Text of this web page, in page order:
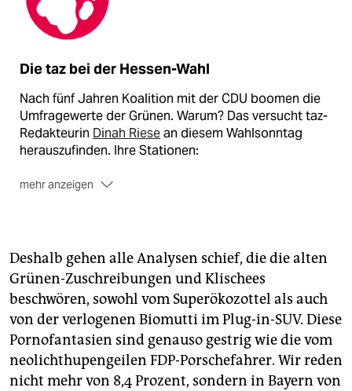
Die taz bei der Hessen-Wahl
Nach fünf Jahren Koalition mit der CDU boomen die
Umfragewerte der Grünen. Warum? Das versucht taz-
Redakteurin Dinah Riesean diesem Wahlsonntag
herauszufinden. Ihre Stationen:
mehr anzeigen
Video Teil 1
Teil 2
12.40 Uhr, Frankfurt-Nordend.Bezahlbarer
Wohnraum war ein großes Thema im Wahlkampf. Ein
Gespräch mit dem Mieterbund.Zum Video
14.00 Uhr,Flughafen FFM. Ausbau, Fluglärm,
Feinstaub – klingt nach grünen Themen. Aber
Anwohner*innen sind nicht so glücklich.Zum Video
Deshalb gehen alle Analysen schief, die die alten
Grünen-Zuschreibungen und Klischees
beschwören, sowohl vom Superökozottel als auch
von der verlogenen Biomutti im Plug-in-SUV. Diese
Pornofantasien sind genauso gestrig wie die vom
neolichthupengeilen FDP-Porschefahrer. Wir reden
nicht mehr von 8,4 Prozent, sondern in Bayern von